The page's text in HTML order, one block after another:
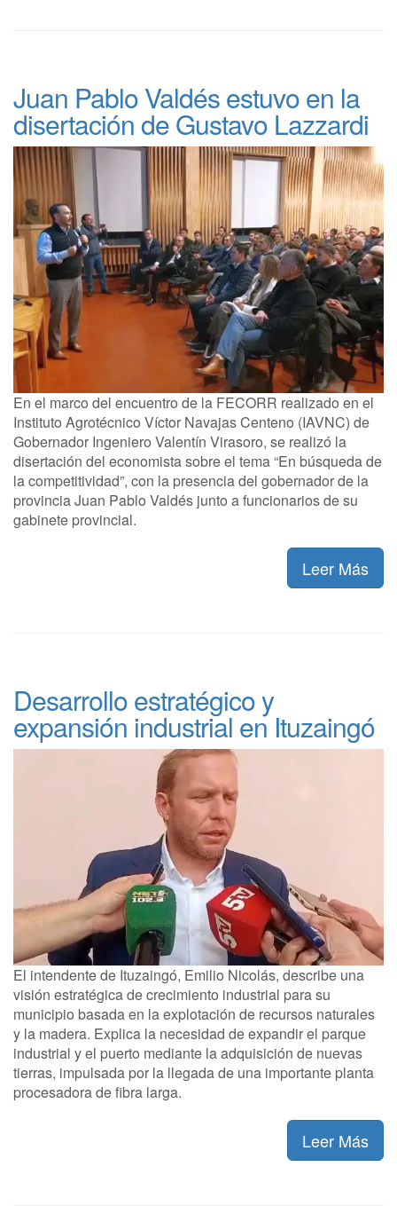
Juan Pablo Valdés estuvo en la
disertación de Gustavo Lazzardi
En el marco del encuentro de la FECORR realizado en el
Instituto Agrotécnico Víctor Navajas Centeno (IAVNC) de
Gobernador Ingeniero Valentín Virasoro, se realizó la
disertación del economista sobre el tema “En búsqueda de
la competitividad”, con la presencia del gobernador de la
provincia Juan Pablo Valdés junto a funcionarios de su
gabinete provincial.
Leer Más
Desarrollo estratégico y
expansión industrial en Ituzaingó
El intendente de Ituzaingó, Emilio Nicolás, describe una
visión estratégica de crecimiento industrial para su
municipio basada en la explotación de recursos naturales
y la madera. Explica la necesidad de expandir el parque
industrial y el puerto mediante la adquisición de nuevas
tierras, impulsada por la llegada de una importante planta
procesadora de fibra larga.
Leer Más